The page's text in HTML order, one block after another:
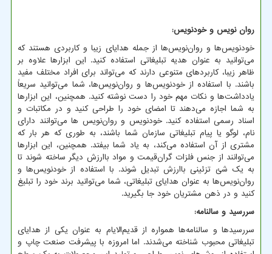
روان نویس و خودنویس:
خودنویس‌ها و روان‌نویس‌ها از جمله هدایای زیبا و کاربردی هستند که
می‌توانید به عنوان هدیه تبلیغاتی استفاده کنید. این ابزارها علاوه بر
ظاهر زیبا، کاربردهای متنوعی دارند که می‌تواند برای افراد مختلف مفید
باشند. با استفاده از خودنویس‌ها و روان‌نویس‌ها، شما می‌توانید سریعاً
یادداشت‌ها و نکات مهم خود را دست ‌نوشته کنید. همچنین، این ابزارها
به شما اجازه می‌دهند تا امضای خود را طراحی کنید و در مکاتبات و
اسناد رسمی استفاده کنید. خودنویس و روان‌نویس ها می‌توانند دارای
نام، لوگو یا پیام تبلیغاتی سازمان شما باشند، به طوری که هر بار که
مشتری از آن استفاده می‌کند، به یاد شما بیفتد. همچنین، این ابزارها
می‌توانند از جنس فلزات گران‌قیمت و مواد باارزش دیگر ساخته شوند تا
به یک شئ تزئینی باارزش تبدیل شوند. با استفاده از خودنویس‌ها و
روان‌نویس‌ها به عنوان هدایای تبلیغاتی، شما می‌توانید برند خود را تبلیغ
کنید و در ذهن مشتریان خود جا بگیرید.
سررسید و سالنامه:
سررسیدها و سالنامه‌ها همواره از قدیم‌الایام به عنوان یکی از هدایای
تبلیغاتی محبوب شناخته می‌شدند. اما امروزه با پیشرفت صنعت چاپ و